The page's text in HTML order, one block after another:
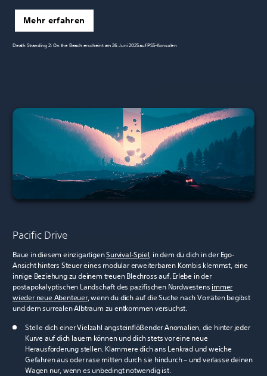
Mehr erfahren
Death Stranding 2: On the Beach erscheint am 26. Juni 2025 auf PS5-Konsolen
Pacific Drive
Baue in diesem einzigartigenSurvival-Spiel, in dem du dich in der Ego-
Ansicht hinters Steuer eines modular erweiterbaren Kombis klemmst, eine
innige Beziehung zu deinem treuen Blechross auf. Erlebe in der
postapokalyptischen Landschaft des pazifischen Nordwestens immer
wieder neue Abenteuer, wenn du dich auf die Suche nach Vorräten begibst
und dem surrealen Albtraum zu entkommen versuchst.
Stelle dich einer Vielzahl angsteinflößender Anomalien, die hinter jeder
Kurve auf dich lauern können und dich stets vor eine neue
Herausforderung stellen. Klammere dich ans Lenkrad und weiche
Gefahren aus oder rase mitten durch sie hindurch – und verlasse deinen
Wagen nur, wenn es unbedingt notwendig ist.